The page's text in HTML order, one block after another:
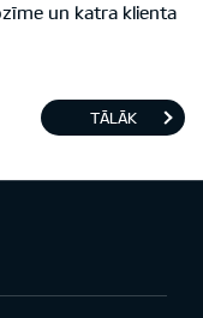
un katra klienta
TĀLĀK